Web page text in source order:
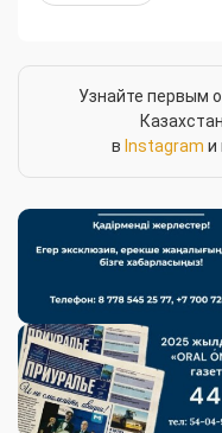
Узнайте первым
в Instagram и